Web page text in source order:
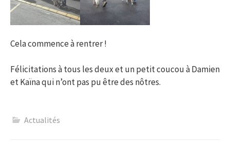
Cela commence à rentrer !
Félicitations à tous les deux et un petit coucou à Damien
et Kaïna qui n’ont pas pu être des nôtres.
Actualités